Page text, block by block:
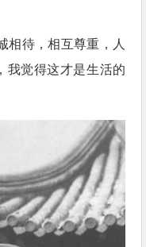
相待，相互尊重，人
我觉得这才是生活的